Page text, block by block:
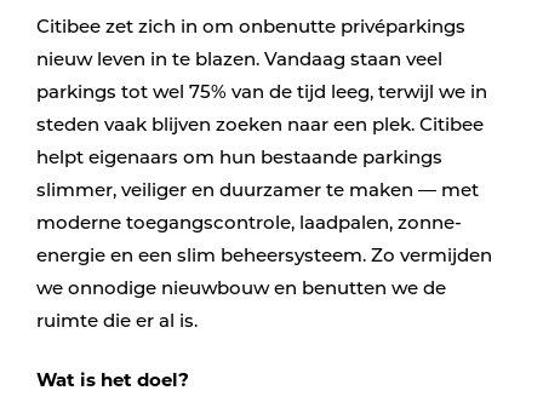
Citibee zet zich in om onbenutte privéparkings
nieuw leven in te blazen. Vandaag staan veel
parkings tot wel 75% van de tijd leeg, terwijl we in
steden vaak blijven zoeken naar een plek. Citibee
helpt eigenaars om hun bestaande parkings
slimmer, veiliger en duurzamer te maken — met
moderne toegangscontrole, laadpalen, zonne-
energie en een slim beheersysteem. Zo vermijden
we onnodige nieuwbouw en benutten we de
ruimte die er al is.
Wat is het doel?